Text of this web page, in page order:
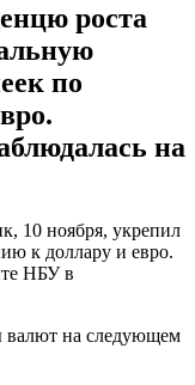
роста
по
на
10 ноября, укрепил
к доллару и евро.
НБУ в
валют на следующем